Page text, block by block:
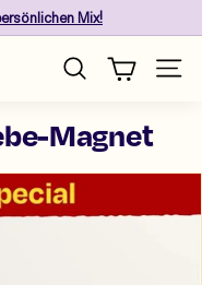
Mix!
Suche
Magnet